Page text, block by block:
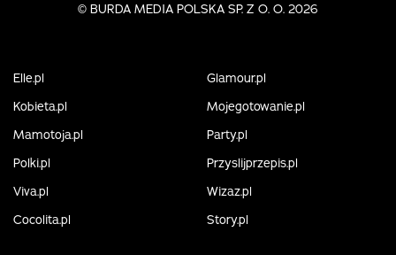
© BURDA MEDIA POLSKA SP. Z O. O. 2026
Elle.pl
Glamour.pl
Kobieta.pl
Mojegotowanie.pl
Mamotoja.pl
Party.pl
Polki.pl
Przyslijprzepis.pl
Viva.pl
Wizaz.pl
Cocolita.pl
Story.pl